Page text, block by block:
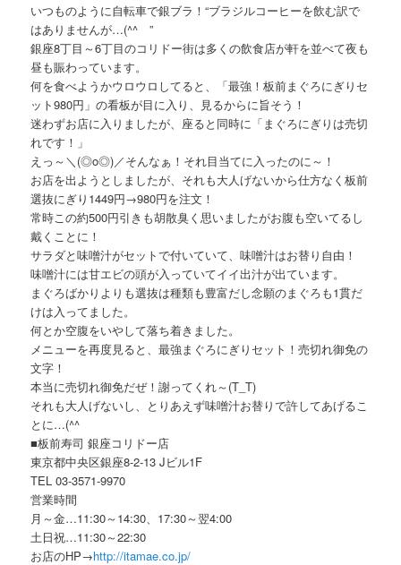
いつものように自転車で銀ブラ！“ブラジルコーヒーを飲む訳で
はありませんが…(^^ゞ”
銀座8丁目～6丁目のコリドー街は多くの飲食店が軒を並べて夜も
昼も賑わっています。
何を食べようかウロウロしてると、「最強！板前まぐろにぎりセ
ット980円」の看板が目に入り、見るからに旨そう！
迷わずお店に入りましたが、座ると同時に「まぐろにぎりは売切
れです！」
えっ～＼(◎o◎)／そんなぁ！それ目当てに入ったのに～！
お店を出ようとしましたが、それも大人げないから仕方なく板前
選抜にぎり1449円→980円を注文！
常時この約500円引きも胡散臭く思いましたがお腹も空いてるし
戴くことに！
サラダと味噌汁がセットで付いていて、味噌汁はお替り自由！
味噌汁には甘エビの頭が入っていてイイ出汁が出ています。
まぐろばかりよりも選抜は種類も豊富だし念願のまぐろも1貫だ
けは入ってました。
何とか空腹をいやして落ち着きました。
メニューを再度見ると、最強まぐろにぎりセット！売切れ御免の
文字！
本当に売切れ御免だぜ！謝ってくれ～(T_T)
それも大人げないし、とりあえず味噌汁お替りで許してあげるこ
とに…(^^ゞ
■板前寿司 銀座コリドー店
東京都中央区銀座8-2-13 Jビル1F
TEL 03-3571-9970
営業時間
月～金…11:30～14:30、17:30～翌4:00
土日祝…11:30～22:30
お店のHP→http://itamae.co.jp/